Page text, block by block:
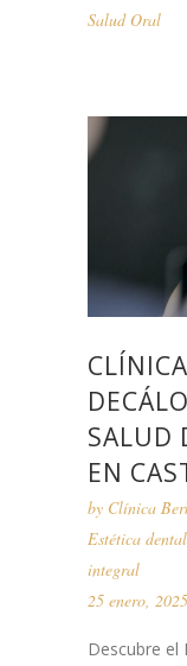
Salud Oral
SALUD
EN
by Clínica
Estética dental
integral
25 enero, 2025
Descubre el